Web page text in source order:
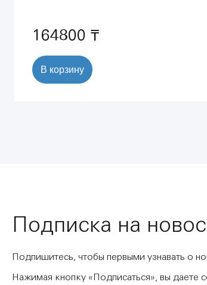
164800 ₸
В корзину
Подписка на
Подпишитесь, чтобы первыми узнавать о
Нажимая кнопку «Подписаться», вы даете